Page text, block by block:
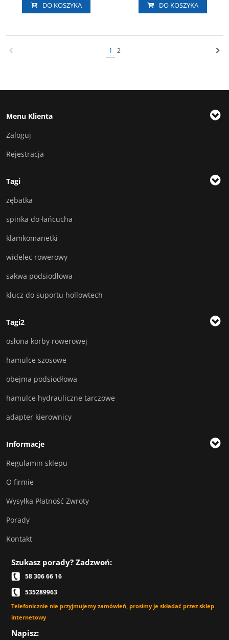
DO KOSZYKA DO KOSZYKA
1 2
Menu Klienta
Zaloguj
Rejestracja
Tagi
zębatka
spinka do łańcucha
klamkomanetki
widelec rowerowy
sakwa podsiodłowa
klucz do suportu hollowtech
Tagi2
osłona korby rowerowej
hamulce szosowe
obejma podsiodłowa
hamulce hydrauliczne tarczowe
adapter kierownicy
Informacje
Regulamin sklepu
O firmie
Wysyłka Płatność Zwroty
Porady
Kontakt
Szukasz porady? Zadzwoń:
58 306 66 16
535289963
Telefonicznie nie przyjmujemy zamówień, prosimy je składać przez sklep
internetowy
Napisz: